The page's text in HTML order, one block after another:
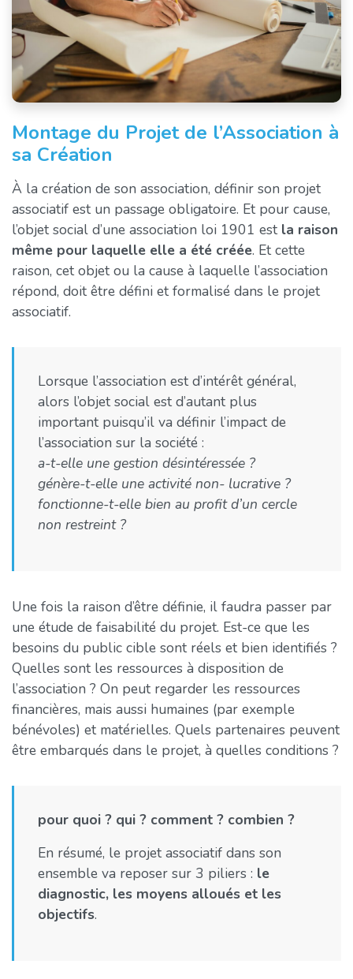
Montage du Projet de l’Association à
sa Création
À la création de son association, définir son projet
associatif est un passage obligatoire. Et pour cause,
l’objet social d’une association loi 1901 est la raison
même pour laquelle elle a été créée. Et cette
raison, cet objet ou la cause à laquelle l’association
répond, doit être défini et formalisé dans le projet
associatif.
Lorsque l’association est d’intérêt général,
alors l’objet social est d’autant plus
important puisqu’il va définir l’impact de
l’association sur la société :
a-t-elle une gestion désintéressée ?
génère-t-elle une activité non- lucrative ?
fonctionne-t-elle bien au profit d’un cercle
non restreint ?
Une fois la raison d’être définie, il faudra passer par
une étude de faisabilité du projet. Est-ce que les
besoins du public cible sont réels et bien identifiés ?
Quelles sont les ressources à disposition de
l’association ? On peut regarder les ressources
financières, mais aussi humaines (par exemple
bénévoles) et matérielles. Quels partenaires peuvent
être embarqués dans le projet, à quelles conditions ?
pour quoi ? qui ? comment ? combien ?
En résumé, le projet associatif dans son
ensemble va reposer sur 3 piliers : le
diagnostic, les moyens alloués et les
objectifs.